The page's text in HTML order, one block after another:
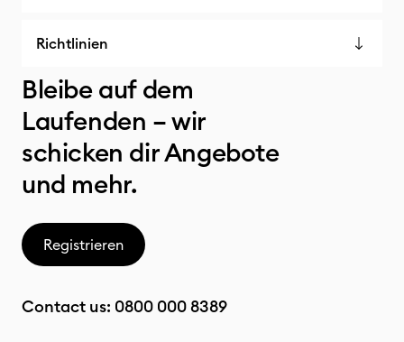
Richtlinien
Bleibe auf dem
Laufenden – wir
schicken dir Angebote
und mehr.
Registrieren
Contact us: 0800 000 8389